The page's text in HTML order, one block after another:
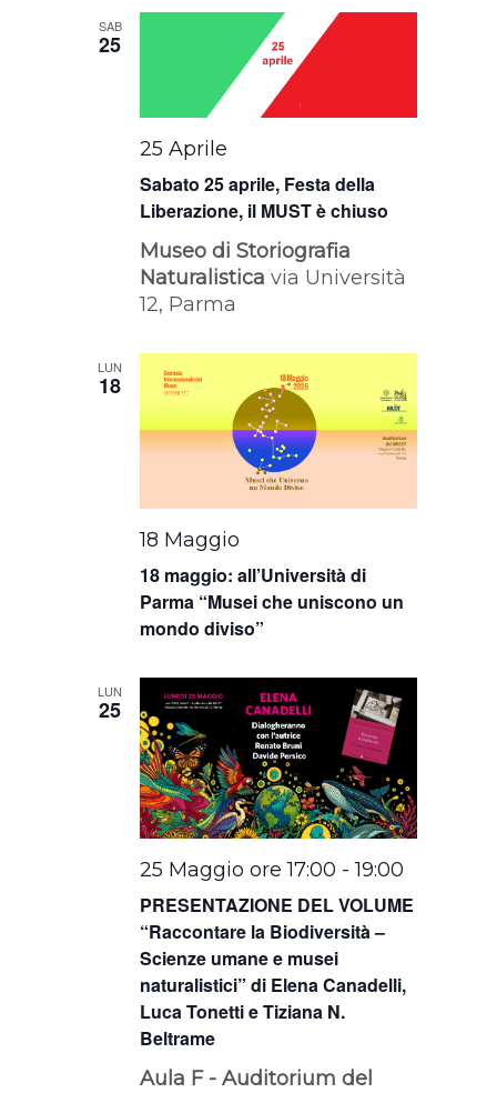
SAB
25
Sabato 25 aprile, Festa della
Liberazione, il MUST è chiuso
25 Aprile
Museo di Storiografia
Naturalisticavia Università
12, Parma
LUN
18
18 maggio: all’Università di
Parma “Musei che uniscono un
mondo diviso”
18 Maggio
LUN
25
PRESENTAZIONE DEL VOLUME
“Raccontare la Biodiversità –
Scienze umane e musei
naturalistici” di Elena Canadelli,
Luca Tonetti e Tiziana N.
Beltrame
25 Maggio ore 17:00 -19:00
Aula F - Auditorium del